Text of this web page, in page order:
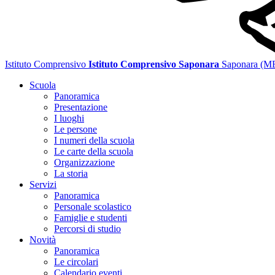
Istituto Comprensivo Istituto Comprensivo Saponara Saponara
Scuola
Panoramica
Presentazione
I luoghi
Le persone
I numeri della scuola
Le carte della scuola
Organizzazione
La storia
Servizi
Panoramica
Personale scolastico
Famiglie e studenti
Percorsi di studio
Novità
Panoramica
Le circolari
Calendario eventi